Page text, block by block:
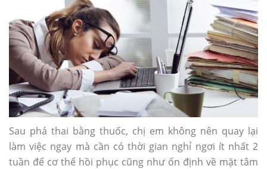
Sau phá thai bằng thuốc, chị em không nên quay lại
làm việc ngay mà cần có thời gian nghỉ ngơi ít nhất 2
tuần để cơ thể hồi phục cũng như ổn định về mặt tâm